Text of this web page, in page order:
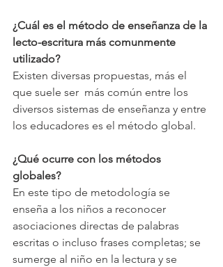
¿Cuál es el método de enseñanza de la
lecto-escritura más comunmente
utilizado?
Existen diversas propuestas, más el
que suele ser  más común entre los
diversos sistemas de enseñanza y entre
los educadores es el método global.
¿Qué ocurre con los métodos
globales?
En este tipo de metodología se
enseña a los niños a reconocer
asociaciones directas de palabras
escritas o incluso frases completas; se
sumerge al niño en la lectura y se